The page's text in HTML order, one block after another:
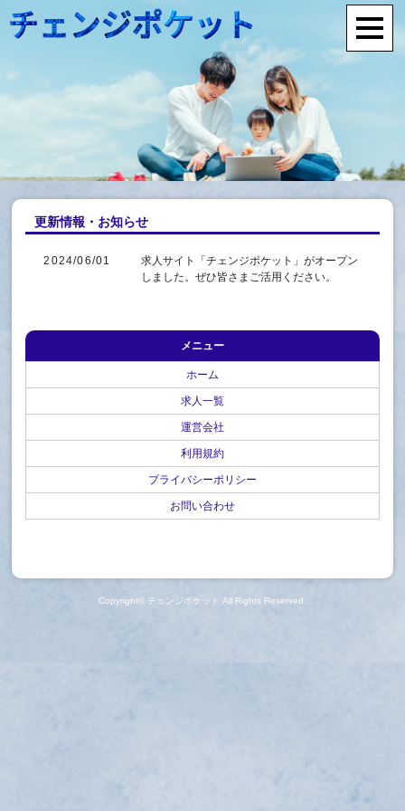
更新情報・お知らせ
2024/06/01
求人サイト「チェンジポケット」がオープン
しました。ぜひ皆さまご活用ください。
メニュー
ホーム
求人一覧
運営会社
利用規約
プライバシーポリシー
お問い合わせ
Copyright© チェンジポケット All Rights Reserved.